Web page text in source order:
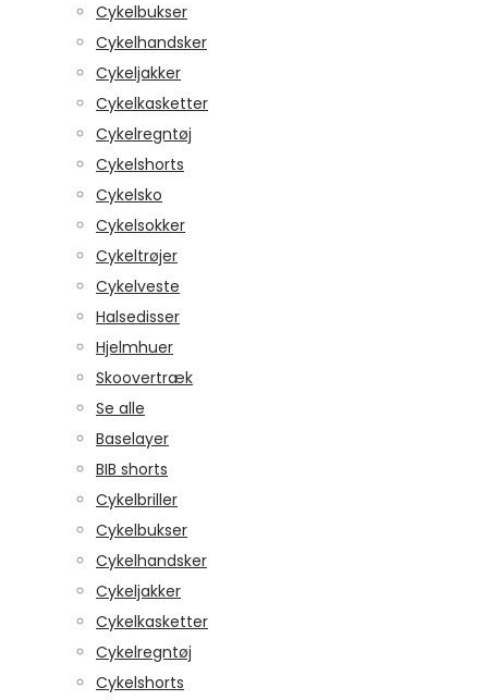
Cykelbukser
Cykelhandsker
Cykeljakker
Cykelkasketter
Cykelregntøj
Cykelshorts
Cykelsko
Cykelsokker
Cykeltrøjer
Cykelveste
Halsedisser
Hjelmhuer
Skoovertræk
Se alle
Baselayer
BIB shorts
Cykelbriller
Cykelbukser
Cykelhandsker
Cykeljakker
Cykelkasketter
Cykelregntøj
Cykelshorts